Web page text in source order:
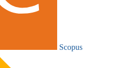
Scopus